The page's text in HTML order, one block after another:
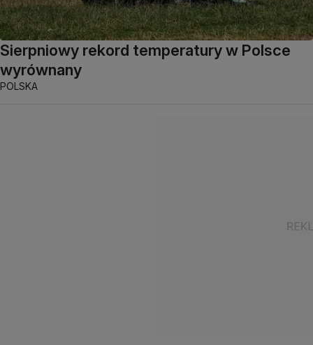
Sierpniowy rekord temperatury w Polsce
wyrównany
POLSKA